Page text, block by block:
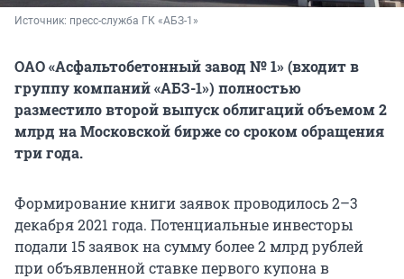
Источник: пресс-служба ГК «АБЗ-1»
ОАО «Асфальтобетонный завод № 1» (входит в
группу компаний «АБЗ-1») полностью
разместило второй выпуск облигаций объемом 2
млрд на Московской бирже со сроком обращения
три года.
Формирование книги заявок проводилось 2–3
декабря 2021 года. Потенциальные инвесторы
подали 15 заявок на сумму более 2 млрд рублей
при объявленной ставке первого купона в